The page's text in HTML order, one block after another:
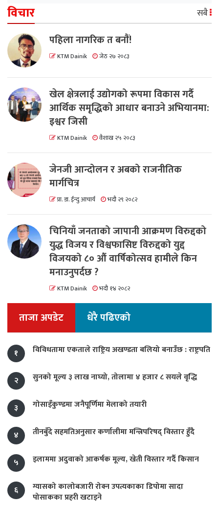
विचार सबै
पहिला नागरिक त बनाैं!
KTM Dainik जेठ २७ २०८३
खेल क्षेत्रलाई उद्योगको रूपमा विकास गर्दै
आर्थिक समृद्धिको आधार बनाउने अभियानमा:
इश्वर जिसी
KTM Dainik वैशाख २५ २०८३
जेनजी आन्दोलन र अबको राजनीतिक
मार्गचित्र
प्रा. डा. ईन्दु आचार्य भदौ २९ २०८२
चिनियाँ जनताको जापानी आक्रमण विरुद्दको
युद्ध विजय र विश्वफासिष्ट विरुद्दको युद्द
विजयको ८० औं वार्षिकोत्सव हामीले किन
मनाउनुपर्दछ ?
KTM Dainik भदौ १४ २०८२
ताजा अपडेट धेरै पढिएको
१ विविधतामा एकताले राष्ट्रिय अखण्डता बलियो बनाउँछ : राष्ट्रपति
२ सुनको मूल्य ३ लाख नाघ्यो, तोलामा ४ हजार ८ सयले वृद्धि
३ गोसाइँकुण्डमा जनैपूर्णिमा मेलाको तयारी
४ तीनबुँदे सहमतिअनुसार कर्णालीमा मन्त्रिपरिषद् विस्तार हुँदै
५ इलाममा अदुवाको आकर्षक मूल्य, खेती विस्तार गर्दै किसान
६
ग्यासको कालोबजारी रोक्न उपत्यकाका डिपोमा सादा
पोसाकका प्रहरी खटाइने